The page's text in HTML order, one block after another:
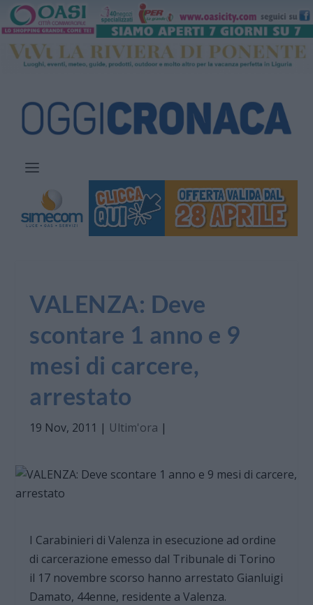
VALENZA: Deve
scontare 1 anno e 9
mesi di carcere,
arrestato
19 Nov, 2011 | Ultim'ora |
I Carabinieri di Valenza in esecuzione ad ordine
di carcerazione emesso dal Tribunale di Torino
il 17 novembre scorso hanno arrestato Gianluigi
Damato, 44enne, residente a Valenza.